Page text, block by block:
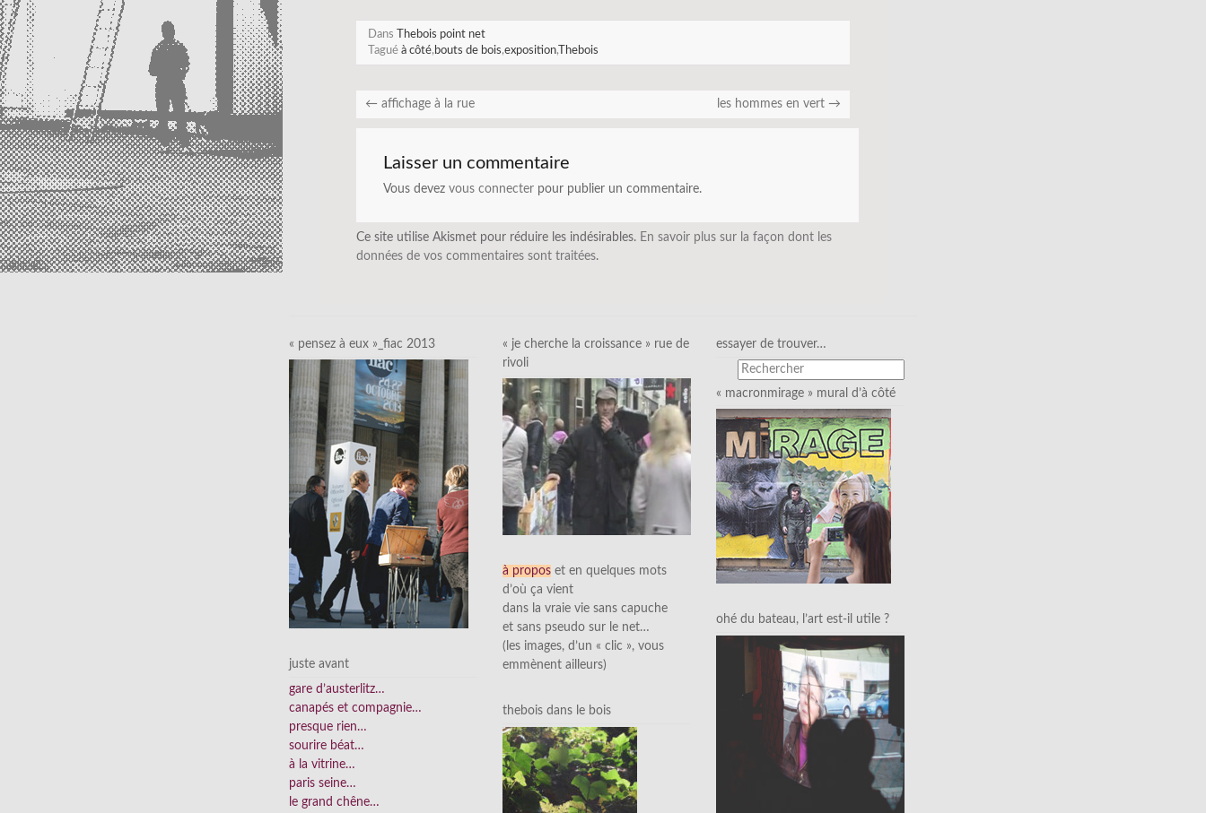
Dans
Thebois point net
Tagué à côté,bouts de bois,exposition,Thebois
← affichage à la rue les hommes en vert →
Laisser un commentaire
Vous devez vous connecter pour publier un commentaire.
Ce site utilise Akismet pour réduire les indésirables. En savoir plus sur la façon dont les
données de vos commentaires sont traitées.
« pensez à eux »_fiac 2013
juste avant
gare d’austerlitz…
canapés et compagnie…
presque rien…
sourire béat…
à la vitrine…
paris seine…
le grand chêne…
« je cherche la croissance » rue de
rivoli
à propos et en quelques mots
d’où ça vient
dans la vraie vie sans capuche
et sans pseudo sur le net…
(les images, d’un « clic », vous
emmènent ailleurs)
thebois dans le bois
essayer de trouver…
« macronmirage » mural d’à côté
ohé du bateau, l’art est-il utile ?